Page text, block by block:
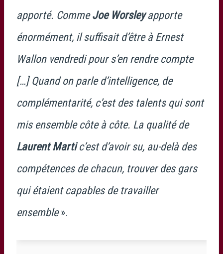
apporté. CommeJoe Worsleyapporte
énormément, il suffisait d’être à Ernest
Wallon vendredi pour s’en rendre compte
[…] Quand on parle d’intelligence, de
complémentarité, c’est des talents qui sont
mis ensemble côte à côte. La qualité de
Laurent Martic’est d’avoir su, au-delà des
compétences de chacun, trouver des gars
qui étaient capables de travailler
ensemble».